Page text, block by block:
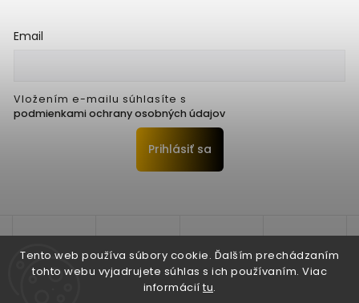
Tento web používa súbory cookie. Ďalším prechádzaním
tohto webu vyjadrujete súhlas s ich používaním. Viac
informácií tu.
Email
Vložením e-mailu súhlasíte s
podmienkami ochrany osobných údajov
Prihlásiť sa